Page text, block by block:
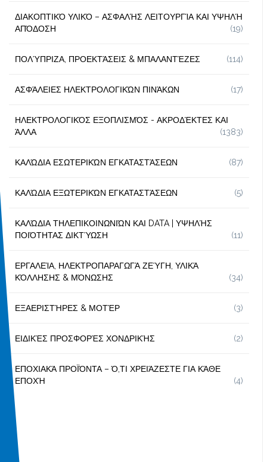
ΔΙΑΚΟΠΤΙΚΌ ΥΛΙΚΌ – ΑΣΦΑΛΉΣ ΛΕΙΤΟΥΡΓΊΑ ΚΑΙ ΥΨΗΛΉ
ΑΠΌΔΟΣΗ
(19)
ΠΟΛΎΠΡΙΖΑ, ΠΡΟΕΚΤΆΣΕΙΣ & ΜΠΑΛΑΝΤΈΖΕΣ (114)
ΑΣΦΆΛΕΙΕΣ ΗΛΕΚΤΡΟΛΟΓΙΚΏΝ ΠΙΝΆΚΩΝ (17)
ΗΛΕΚΤΡΟΛΟΓΙΚΌΣ ΕΞΟΠΛΙΣΜΌΣ - ΑΚΡΟΔΈΚΤΕΣ ΚΑΙ
ΆΛΛΑ
(1383)
ΚΑΛΏΔΙΑ ΕΣΩΤΕΡΙΚΏΝ ΕΓΚΑΤΑΣΤΆΣΕΩΝ (87)
ΚΑΛΏΔΙΑ ΕΞΩΤΕΡΙΚΏΝ ΕΓΚΑΤΑΣΤΆΣΕΩΝ (5)
ΚΑΛΏΔΙΑ ΤΗΛΕΠΙΚΟΙΝΩΝΙΏΝ ΚΑΙ DATA | ΥΨΗΛΉΣ
ΠΟΙΌΤΗΤΑΣ ΔΙΚΤΎΩΣΗ
(11)
ΕΡΓΑΛΕΊΑ, ΗΛΕΚΤΡΟΠΑΡΑΓΩΓΆ ΖΕΎΓΗ, ΥΛΙΚΆ
ΚΌΛΛΗΣΗΣ & ΜΌΝΩΣΗΣ
(34)
ΕΞΑΕΡΙΣΤΉΡΕΣ & ΜΟΤΈΡ (3)
ΕΙΔΙΚΈΣ ΠΡΟΣΦΟΡΈΣ ΧΟΝΔΡΙΚΉΣ (2)
ΕΠΟΧΙΑΚΆ ΠΡΟΪΌΝΤΑ – Ό,ΤΙ ΧΡΕΙΆΖΕΣΤΕ ΓΙΑ ΚΆΘΕ
ΕΠΟΧΉ
(4)